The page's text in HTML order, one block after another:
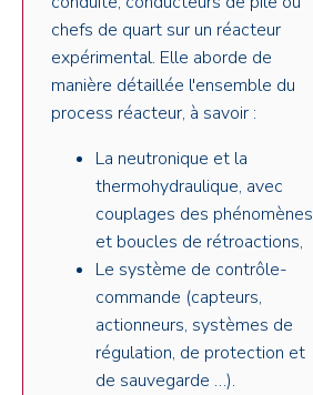
chefs de quart sur un réacteur
expérimental. Elle aborde de
manière détaillée l'ensemble du
process réacteur, à savoir :
La neutronique et la
thermohydraulique, avec
couplages des phénomènes
et boucles de rétroactions,
Le système de contrôle-
commande (capteurs,
actionneurs, systèmes de
régulation, de protection et
de sauvegarde …).